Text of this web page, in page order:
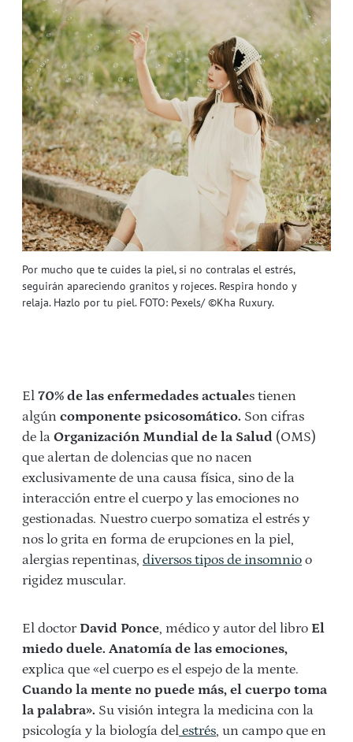
Por mucho que te cuides la piel, si no contralas el estrés,
seguirán apareciendo granitos y rojeces. Respira hondo y
relaja. Hazlo por tu piel. FOTO: Pexels/ ©Kha Ruxury.
El 70% de las enfermedades actuales tienen
algún componente psicosomático. Son cifras
de la Organización Mundial de la Salud (OMS)
que alertan de dolencias que no nacen
exclusivamente de una causa física, sino de la
interacción entre el cuerpo y las emociones no
gestionadas. Nuestro cuerpo somatiza el estrés y
nos lo grita en forma de erupciones en la piel,
alergias repentinas, diversos tipos de insomnio o
rigidez muscular.
El doctorDavid Ponce, médico y autor del libro El
miedo duele. Anatomía de las emociones,
explica que «el cuerpo es el espejo de la mente.
Cuando la mente no puede más, el cuerpo toma
la palabra». Su visión integra la medicina con la
psicología y la biología del estrés, un campo que en